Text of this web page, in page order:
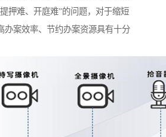
押难、开庭难”的问题，对于缩短
办案效率、节约办案资源具有十分